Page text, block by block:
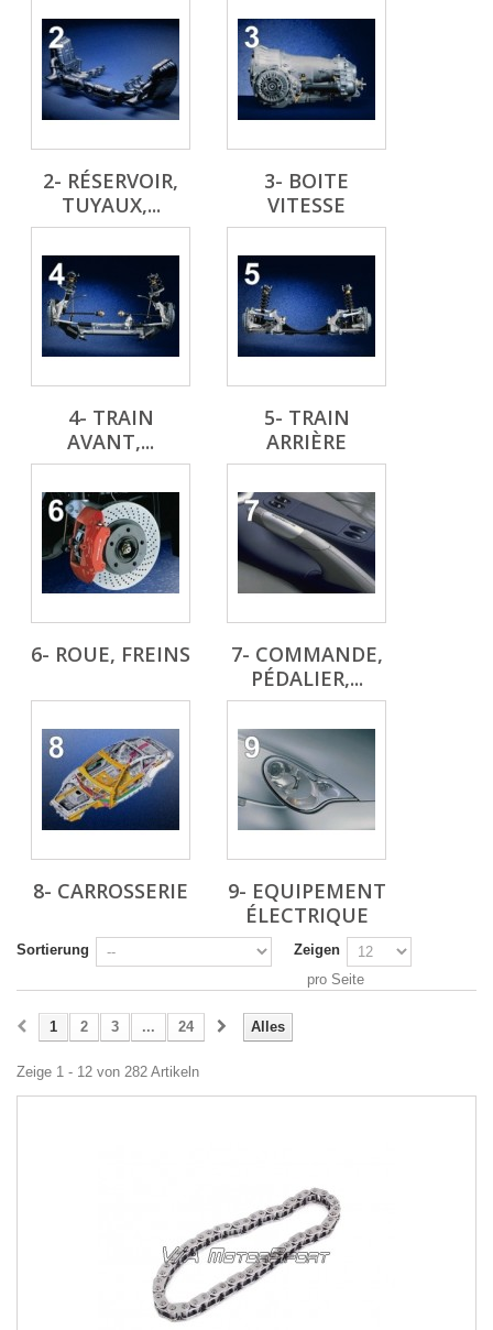
2- RÉSERVOIR,
TUYAUX,...
3- BOITE
VITESSE
4- TRAIN
AVANT,...
5- TRAIN
ARRIÈRE
6- ROUE, FREINS
7- COMMANDE,
PÉDALIER,...
8- CARROSSERIE
9- EQUIPEMENT
ÉLECTRIQUE
Sortierung
Zeigen
pro Seite
Alles
1 2 3 ... 24
Zeige 1 - 12 von 282 Artikeln